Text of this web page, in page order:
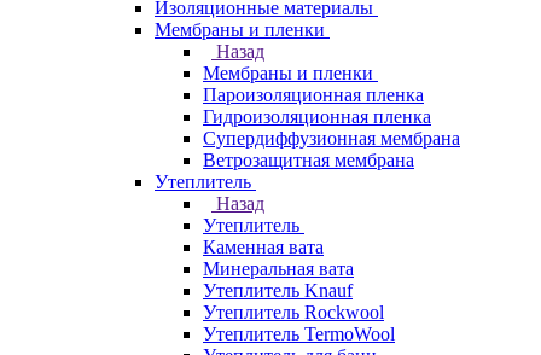
Изоляционные материалы
Мембраны и пленки
Назад
Мембраны и пленки
Пароизоляционная пленка
Гидроизоляционная пленка
Супердиффузионная мембрана
Ветрозащитная мембрана
Утеплитель
Назад
Утеплитель
Каменная вата
Минеральная вата
Утеплитель Knauf
Утеплитель Rockwool
Утеплитель TermoWool